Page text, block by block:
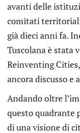
avanti delle
comitati territoriali
già dieci anni fa.
Tuscolana è stata
Reinventing
ancora discusso e
Andando oltre
questo quadrante
di una visione di